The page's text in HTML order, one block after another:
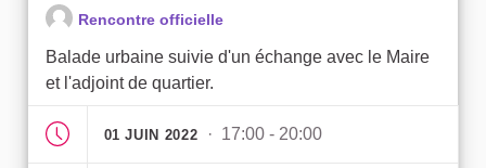
Rencontre officielle
Balade urbaine suivie d'un échange avec le Maire
et l'adjoint de quartier.
01 JUIN 2022 · 17:00 - 20:00